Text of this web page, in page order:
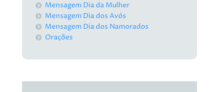
Mensagem Dia da Mulher
Mensagem Dia dos Avós
Mensagem Dia dos Namorados
Orações